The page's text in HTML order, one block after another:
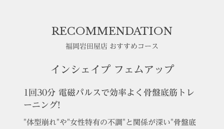
RECOMMENDATION
福岡岩田屋店 おすすめコース
インシェイプ フェムアップ
1回30分 電磁パルスで効率よく骨盤底筋トレ
ーニング!
"体型崩れ"や"女性特有の不調"と関係が深い"骨盤底